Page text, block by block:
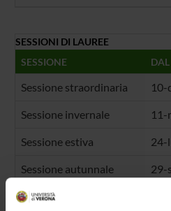
SESSIONI DI LAUREE
SESSIONE
DAL
Sessione straordinaria 10-
Sessione invernale 11-
Sessione estiva 24-
Sessione autunnale 29-